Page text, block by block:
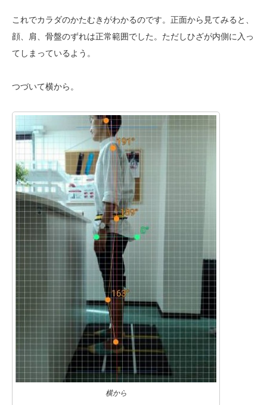
これでカラダのかたむきがわかるのです。正面から見てみると、
顔、肩、骨盤のずれは正常範囲でした。ただしひざが内側に入っ
てしまっているよう。
つづいて横から。
横から